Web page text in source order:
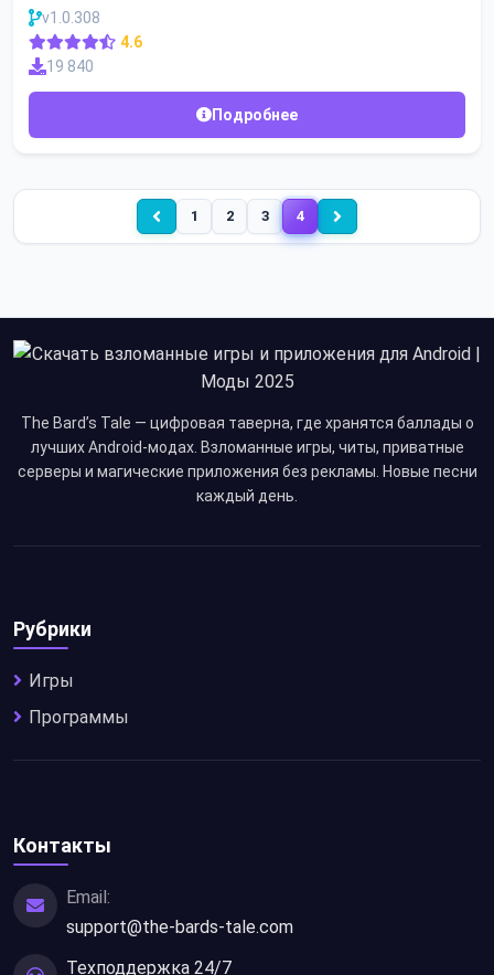
v1.0.308
4.6
19 840
Подробнее
1 2 3 4
The Bard’s Tale — цифровая таверна, где хранятся баллады о
лучших Android-модах. Взломанные игры, читы, приватные
серверы и магические приложения без рекламы. Новые песни
каждый день.
Рубрики
Игры
Программы
Контакты
Email:
support@the-bards-tale.com
Техподдержка 24/7